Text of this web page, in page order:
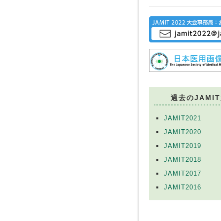
過去のJAMIT
JAMIT2021
JAMIT2020
JAMIT2019
JAMIT2018
JAMIT2017
JAMIT2016